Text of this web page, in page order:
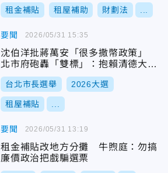
租金補貼 租屋補助 財劃法
要聞
沈伯洋批蔣萬安「很多撒幣政策」
北市府砲轟「雙標」：抱賴清德大
腿！
台北市長選舉 2026大選
租屋補貼
2026/05/31 15:35
要聞
租金補貼改地方分攤 牛煦庭：勿搞
廉價政治把戲騙選票
2026/05/31 13:19